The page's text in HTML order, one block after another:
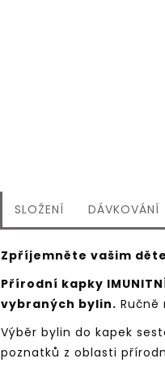
SLOŽENÍ DÁVKOVÁNÍ
Zpříjemněte vašim
Přírodní kapky
vybraných bylin.
Výběr bylin do kapek
poznatků z oblasti